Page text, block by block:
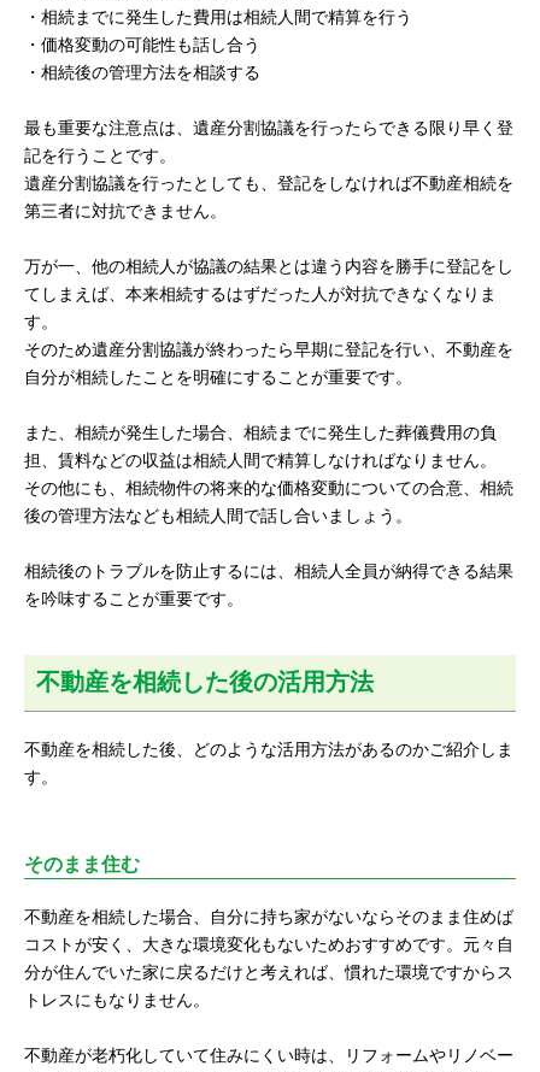
・相続までに発生した費用は相続人間で精算を行う
・価格変動の可能性も話し合う
・相続後の管理方法を相談する
最も重要な注意点は、遺産分割協議を行ったらできる限り早く登
記を行うことです。
遺産分割協議を行ったとしても、登記をしなければ不動産相続を
第三者に対抗できません。
万が一、他の相続人が協議の結果とは違う内容を勝手に登記をし
てしまえば、本来相続するはずだった人が対抗できなくなりま
す。
そのため遺産分割協議が終わったら早期に登記を行い、不動産を
自分が相続したことを明確にすることが重要です。
また、相続が発生した場合、相続までに発生した葬儀費用の負
担、賃料などの収益は相続人間で精算しなければなりません。
その他にも、相続物件の将来的な価格変動についての合意、相続
後の管理方法なども相続人間で話し合いましょう。
相続後のトラブルを防止するには、相続人全員が納得できる結果
を吟味することが重要です。
不動産を相続した後の活用方法
不動産を相続した後、どのような活用方法があるのかご紹介しま
す。
そのまま住む
不動産を相続した場合、自分に持ち家がないならそのまま住めば
コストが安く、大きな環境変化もないためおすすめです。元々自
分が住んでいた家に戻るだけと考えれば、慣れた環境ですからス
トレスにもなりません。
不動産が老朽化していて住みにくい時は、リフォームやリノベー